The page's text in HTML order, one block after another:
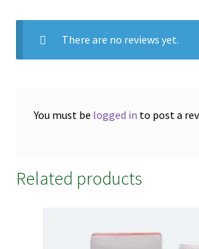
There are no reviews yet.
You must be logged in to post a
Related products